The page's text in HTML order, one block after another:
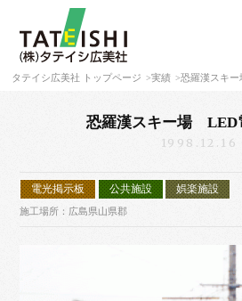
タテイシ広美社 トップページ 実績 恐羅漢スキ
恐羅漢スキー場 LED
1998.12.16
電光掲示板 公共施設 娯楽施設
施工場所：広島県山県郡